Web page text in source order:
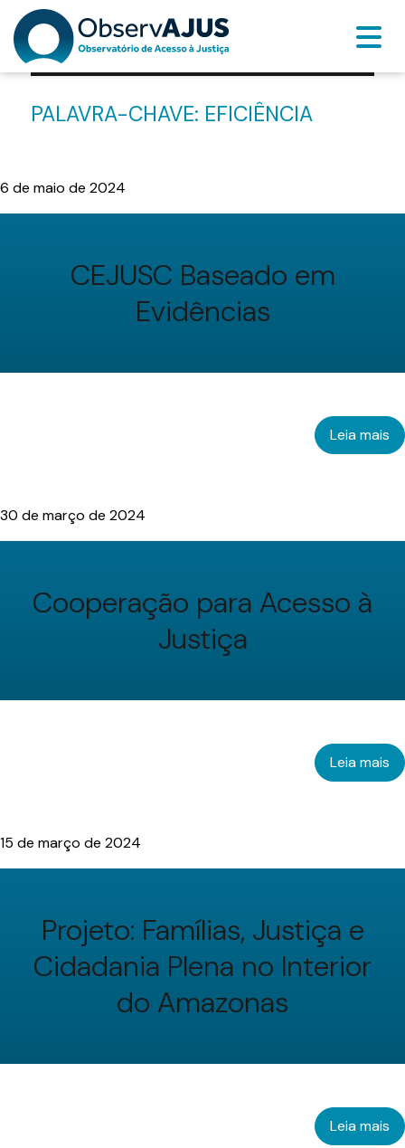
PALAVRA-CHAVE: EFICIÊNCIA
6 de maio de 2024
CEJUSC Baseado em
Evidências
Leia mais
30 de março de 2024
Cooperação para Acesso à
Justiça
Leia mais
15 de março de 2024
Projeto: Famílias, Justiça e
Cidadania Plena no Interior
do Amazonas
Leia mais